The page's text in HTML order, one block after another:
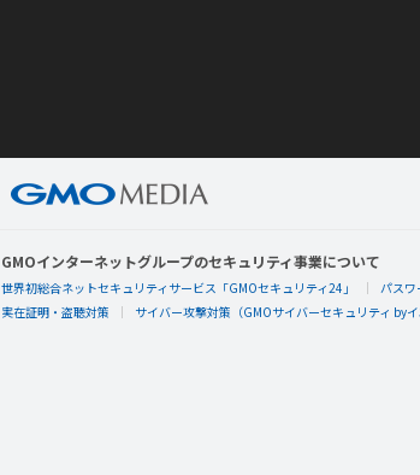
GMOインターネットグループのセキュリティ事業について
世界初総合ネットセキュリティサービス「GMOセキュリティ24」 パスワ
実在証明・盗聴対策
サイバー攻撃対策（GMOサイバーセキュリティ byイ